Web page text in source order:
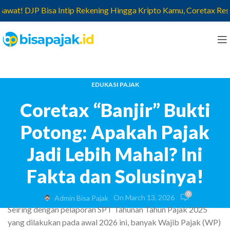
DJP Bisa Intip Rekening Hingga Kripto Kamu, Coretax Resmi
EDUKASI PAJAK
Coretax “Banjir” Bukti
Potong: Apakah Pajak
Jadi Lebih Mahal? Ini
Fakta dan Solusinya!
Admin Bisa Pajak On March 13, 2026 0
Seiring dengan pelaporan SPT Tahunan Tahun Pajak 2025
yang dilakukan pada awal 2026 ini, banyak Wajib Pajak (WP)